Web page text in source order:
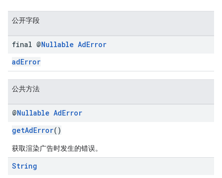
公开字段
final @Nullable AdError
adError
公共方法
@Nullable AdError
getAdError()
获取渲染广告时发生的错误。
String